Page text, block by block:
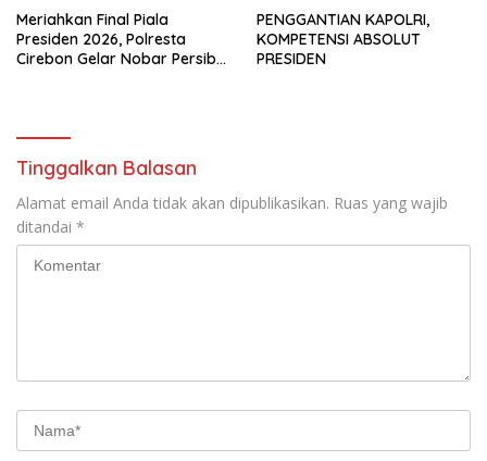
Meriahkan Final Piala
Presiden 2026, Polresta
Cirebon Gelar Nobar Persib
PENGGANTIAN KAPOLRI,
KOMPETENSI ABSOLUT
PRESIDEN
Tinggalkan Balasan
Alamat email Anda tidak akan dipublikasikan. Ruas yang wajib
ditandai *